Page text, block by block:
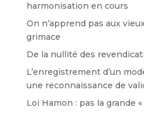
harmonisation en cours
On n’apprend pas aux
grimace
De la nullité des
L’enregistrement d’un
une reconnaissance de
Loi Hamon : pas la grande